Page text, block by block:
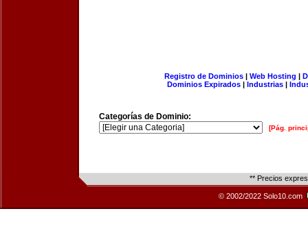
Registro de Dominios| Web Hosting |
Dominios Expirados | Industrias |
Categorías de Dominio:
[Pág.
** Precios
© 2002/2022 Solo10.com